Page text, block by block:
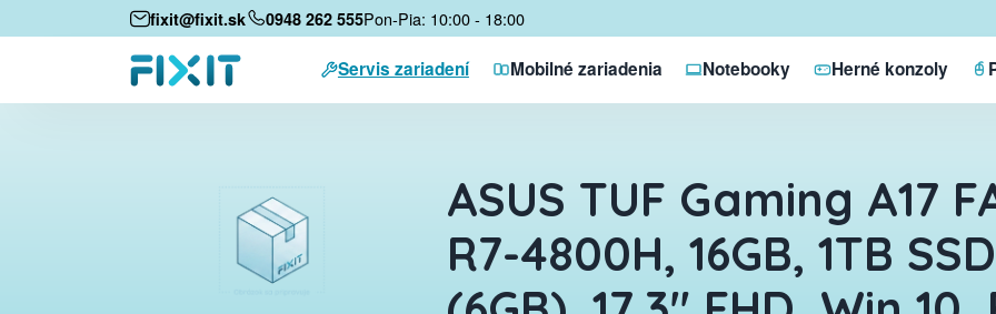
fixit@fixit.sk 0948 262 555Pon-Pia: 10:00 - 18:00
Servis zariadení Mobilné zariadenia Notebooky Herné konzoly
ASUS TUF Gaming A17
R7-4800H, 16GB, 1TB